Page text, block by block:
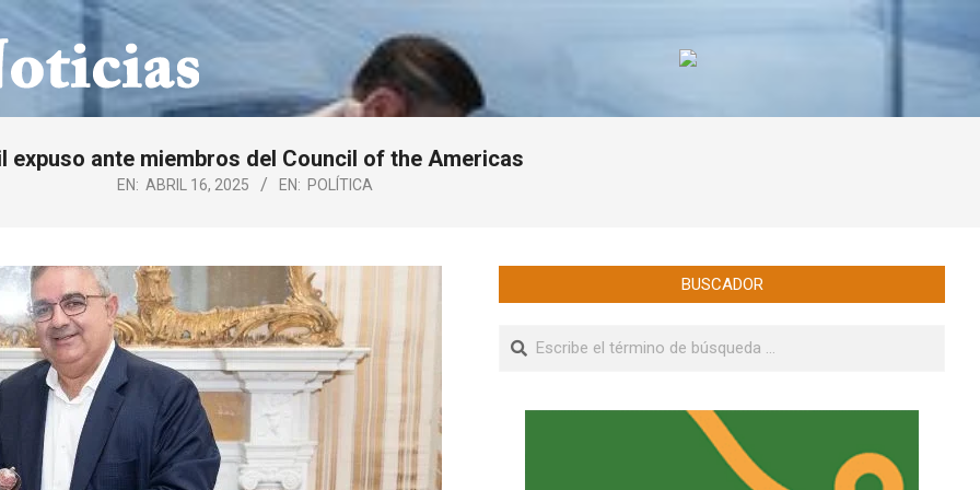
expuso ante miembros del Council of the Americas
EN: ABRIL 16, 2025 EN: POLÍTICA
BUSCADOR
Buscar